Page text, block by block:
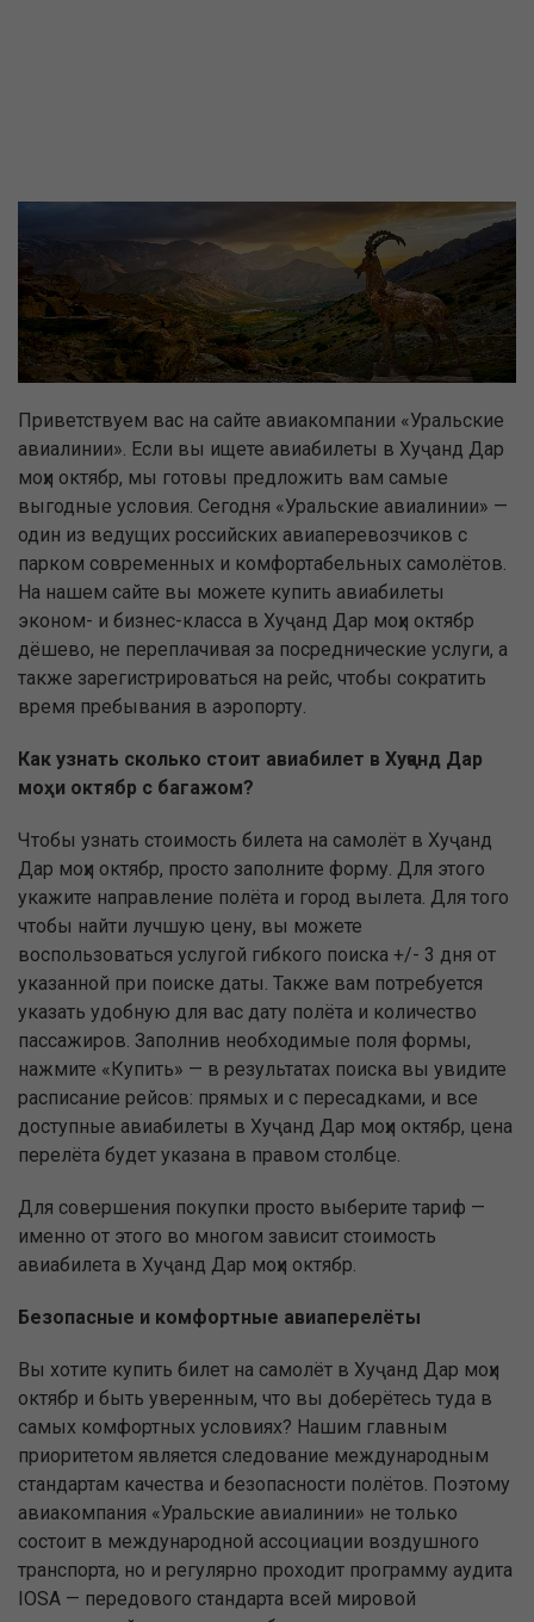
Приветствуем вас на сайте авиакомпании «Уральские
авиалинии». Если вы ищете авиабилеты в Хуҷанд Дар
моҳи октябр, мы готовы предложить вам самые
выгодные условия. Сегодня «Уральские авиалинии» —
один из ведущих российских авиаперевозчиков с
парком современных и комфортабельных самолётов.
На нашем сайте вы можете купить авиабилеты
эконом- и бизнес-класса в Хуҷанд Дар моҳи октябр
дёшево, не переплачивая за посреднические услуги, а
также зарегистрироваться на рейс, чтобы сократить
время пребывания в аэропорту.
Как узнать сколько стоит авиабилет в Хуҷанд Дар
моҳи октябр с багажом?
Чтобы узнать стоимость билета на самолёт в Хуҷанд
Дар моҳи октябр, просто заполните форму. Для этого
укажите направление полёта и город вылета. Для того
чтобы найти лучшую цену, вы можете
воспользоваться услугой гибкого поиска +/- 3 дня от
указанной при поиске даты. Также вам потребуется
указать удобную для вас дату полёта и количество
пассажиров. Заполнив необходимые поля формы,
нажмите «Купить» — в результатах поиска вы увидите
расписание рейсов: прямых и с пересадками, и все
доступные авиабилеты в Хуҷанд Дар моҳи октябр, цена
перелёта будет указана в правом столбце.
Для совершения покупки просто выберите тариф —
именно от этого во многом зависит стоимость
авиабилета в Хуҷанд Дар моҳи октябр.
Безопасные и комфортные авиаперелёты
Вы хотите купить билет на самолёт в Хуҷанд Дар моҳи
октябр и быть уверенным, что вы доберётесь туда в
самых комфортных условиях? Нашим главным
приоритетом является следование международным
стандартам качества и безопасности полётов. Поэтому
авиакомпания «Уральские авиалинии» не только
состоит в международной ассоциации воздушного
транспорта, но и регулярно проходит программу аудита
IOSA — передового стандарта всей мировой